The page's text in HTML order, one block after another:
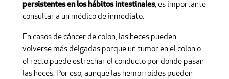
persistentes en los hábitos intestinales, es importante
consultar a un médico de inmediato.
En casos de cáncer de colon, las heces pueden
volverse más delgadas porque un tumor en el colon o
el recto puede estrechar el conducto por donde pasan
las heces. Por eso, aunque las hemorroides pueden